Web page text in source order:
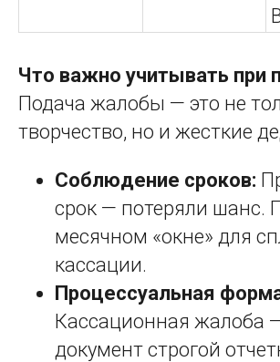
Что важно учитывать при
Подача жалобы — это не
творчество, но и жесткие
Соблюдение сроков:
срок — потеряли шанс.
месячном «окне» для
кассации.
Процессуальная
Кассационная жалоба
документ строгой